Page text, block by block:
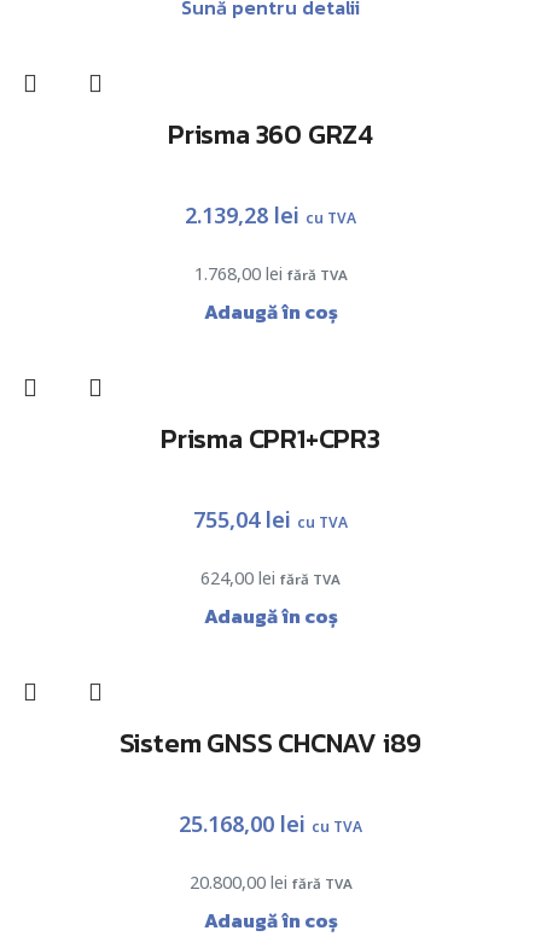
Sună pentru detalii
Prisma 360 GRZ4
1.768,00 lei fără TVA
2.139,28 lei cu TVA
Adaugă în coș
Prisma CPR1+CPR3
624,00 lei fără TVA
755,04 lei cu TVA
Adaugă în coș
Sistem GNSS CHCNAV i89
20.800,00 lei fără TVA
25.168,00 lei cu TVA
Adaugă în coș